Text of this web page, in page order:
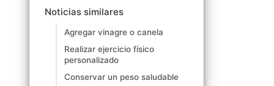
Noticias similares
Agregar vinagre o canela
Realizar ejercicio físico
personalizado
Conservar un peso saludable